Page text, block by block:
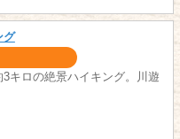
グ
キロの絶景ハイキング。川遊